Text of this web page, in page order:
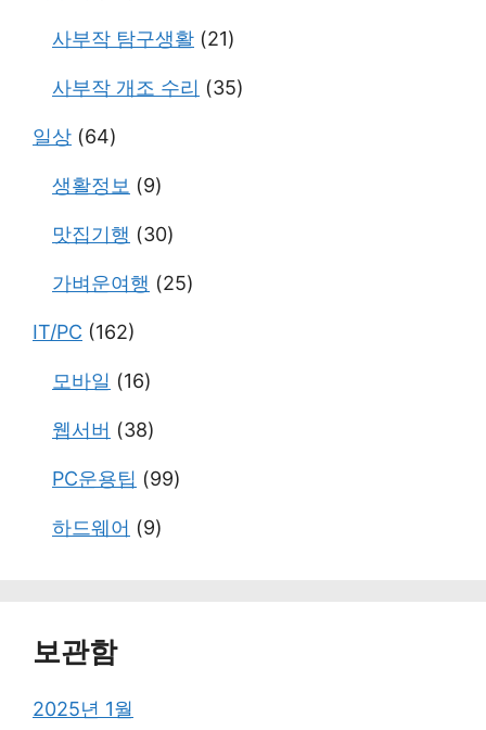
사부작 탐구생활 (21)
사부작 개조 수리 (35)
일상 (64)
생활정보 (9)
맛집기행 (30)
가벼운여행 (25)
IT/PC (162)
모바일 (16)
웹서버 (38)
PC운용팁 (99)
하드웨어 (9)
보관함
2025년 1월